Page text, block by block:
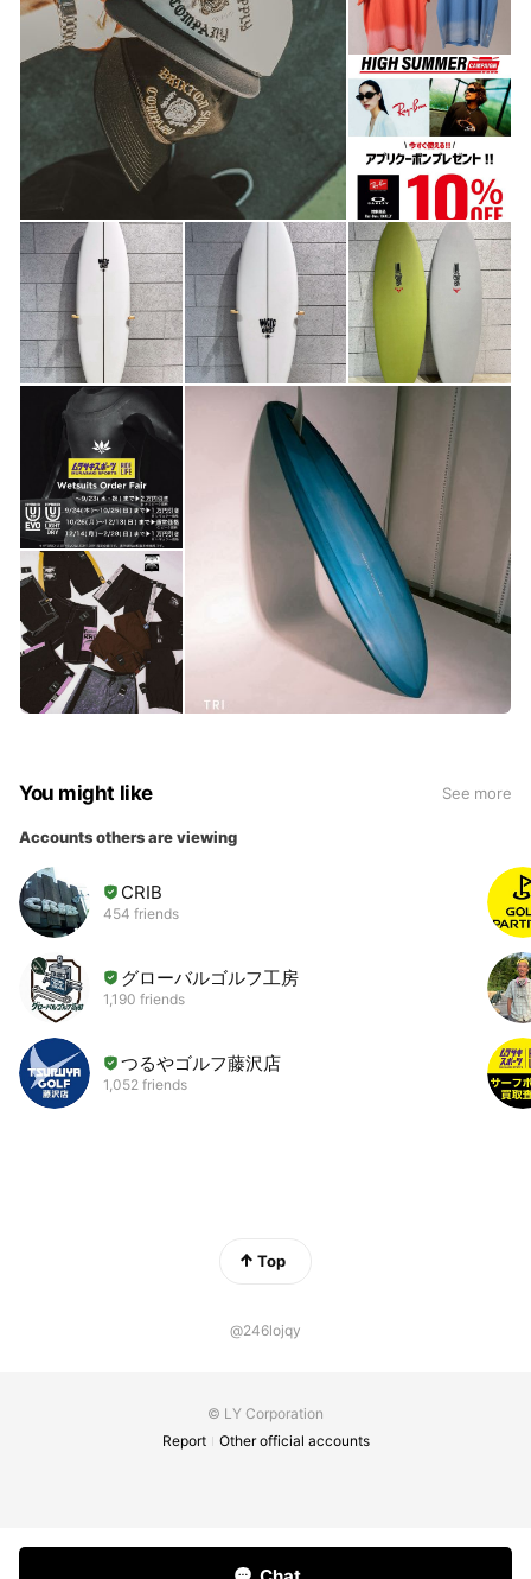
You might like See more
Accounts others are viewing
CRIB
454 friends
グローバルゴルフ工房
1,190 friends
つるやゴルフ藤沢店
1,052 friends
Top
@246lojqy
© LY Corporation
Report
Other official accounts